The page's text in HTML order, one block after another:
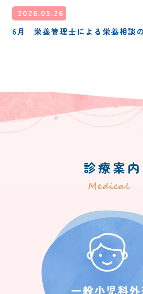
2026.05.26
6月 栄養管理士による栄養相談
診療案内
Medical